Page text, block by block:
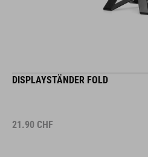
DISPLAYSTÄNDER FOLD
21.90 CHF